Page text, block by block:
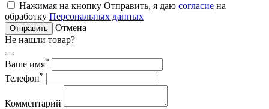
Нажимая на кнопку Отправить, я даю согласие на
обработку Персональных данных
Отправить
Отмена
Не нашли товар?
Ваше имя*
Телефон*
Комментарий